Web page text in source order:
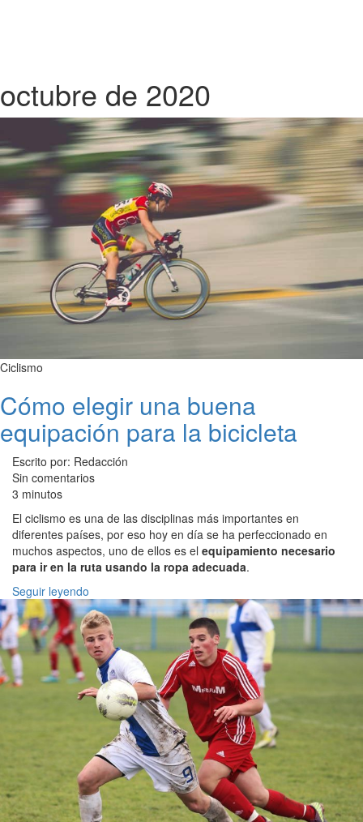
octubre de 2020
Ciclismo
Cómo elegir una buena
equipación para la bicicleta
Escrito por: Redacción
Sin comentarios
3 minutos
El ciclismo es una de las disciplinas más importantes en
diferentes países, por eso hoy en día se ha perfeccionado en
muchos aspectos, uno de ellos es el equipamiento necesario
para ir en la ruta usando la ropa adecuada.
Seguir leyendo